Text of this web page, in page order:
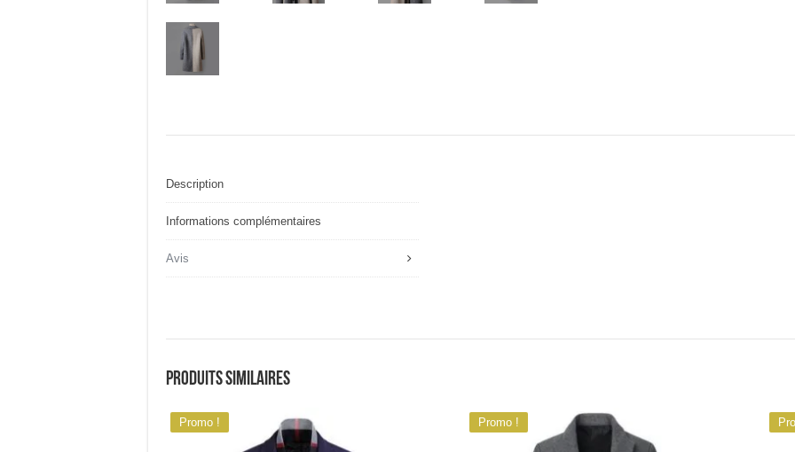
Description
Informations complémentaires
Avis
Produits similaires
Promo ! Promo !